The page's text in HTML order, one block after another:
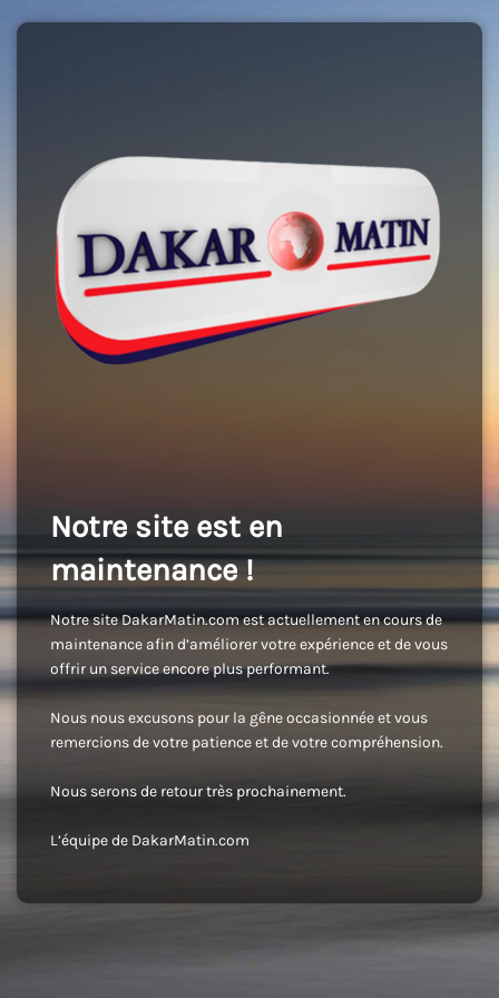
Notre site est en
maintenance !
Notre site DakarMatin.com est actuellement en cours de
maintenance afin d’améliorer votre expérience et de vous
offrir un service encore plus performant.
Nous nous excusons pour la gêne occasionnée et vous
remercions de votre patience et de votre compréhension.
Nous serons de retour très prochainement.
L’équipe de DakarMatin.com